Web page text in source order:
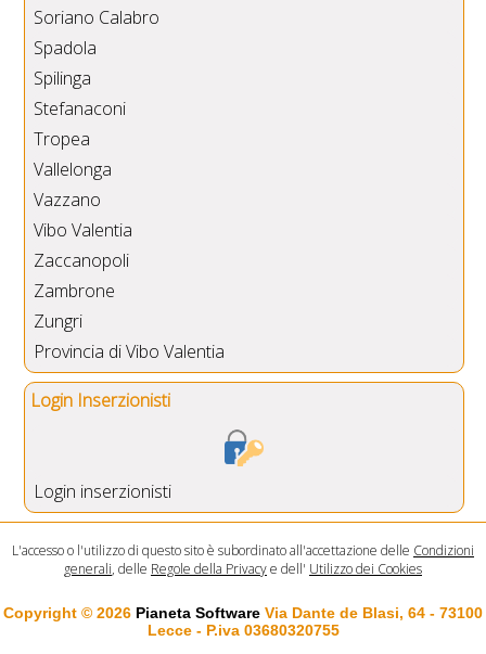
Soriano Calabro
Spadola
Spilinga
Stefanaconi
Tropea
Vallelonga
Vazzano
Vibo Valentia
Zaccanopoli
Zambrone
Zungri
Provincia di Vibo Valentia
Login Inserzionisti
Login inserzionisti
L'accesso o l'utilizzo di questo sito è subordinato all'accettazione delle Condizioni
generali, delle Regole della Privacye dell' Utilizzo dei Cookies
Copyright © 2026 Pianeta Software Via Dante de Blasi, 64 - 73100
Lecce - P.iva 03680320755